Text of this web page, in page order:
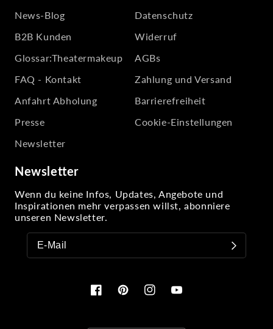
News-Blog
B2B Kunden
Glossar:Theatermakeup
FAQ - Kontakt
Anfahrt Abholung
Presse
Newsletter
Datenschutz
Widerruf
AGBs
Zahlung und Versand
Barrierefreiheit
Cookie-Einstellungen
Newsletter
Wenn du keine Infos, Updates, Angebote und
Inspirationen mehr verpassen willst, abonniere
unseren Newsletter.
FacebookPinterestInstagramYouTube